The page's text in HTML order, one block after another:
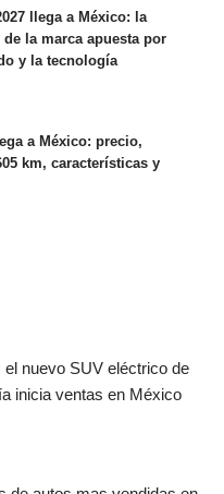
llega a México: la
la marca apuesta por
y la tecnología
a México: precio,
km, características y
el nuevo SUV eléctrico de
inicia ventas en México